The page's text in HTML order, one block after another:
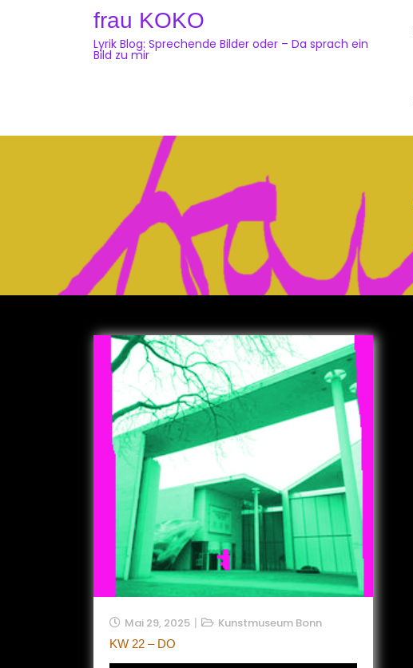
frau KOKO
Lyrik Blog: Sprechende Bilder oder – Da sprach ein
Bild zu mir
Mai 29, 2025 Kunstmuseum Bonn
KW 22 – DO